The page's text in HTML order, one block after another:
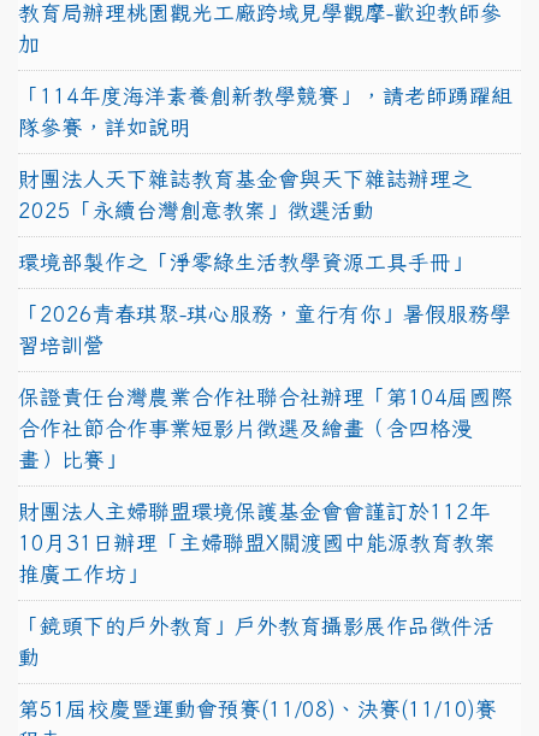
教育局辦理桃園觀光工廠跨域見學觀摩-歡迎教師參
加
「114年度海洋素養創新教學競賽」，請老師踴躍組
隊參賽，詳如說明
財團法人天下雜誌教育基金會與天下雜誌辦理之
2025「永續台灣創意教案」徵選活動
環境部製作之「淨零綠生活教學資源工具手冊」
「2026青春琪聚-琪心服務，童行有你」暑假服務學
習培訓營
保證責任台灣農業合作社聯合社辦理「第104屆國際
合作社節合作事業短影片徵選及繪畫（含四格漫
畫）比賽」
財團法人主婦聯盟環境保護基金會會謹訂於112年
10月31日辦理「主婦聯盟X關渡國中能源教育教案
推廣工作坊」
「鏡頭下的戶外教育」戶外教育攝影展作品徵件活
動
第51屆校慶暨運動會預賽(11/08)、決賽(11/10)賽